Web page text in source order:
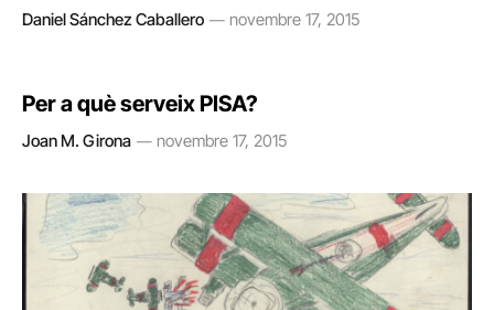
Daniel Sánchez Caballero novembre 17, 2015
Per a què serveix PISA?
Joan M. Girona novembre 17, 2015